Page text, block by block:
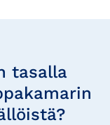
tasalla